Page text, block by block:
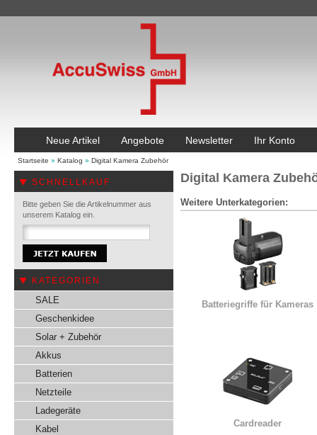
Neue Artikel Angebote Newsletter Ihr Konto
Startseite » Katalog » Digital Kamera Zubehör
SCHNELLKAUF
Bitte geben Sie die Artikelnummer aus
unserem Katalog ein.
KATEGORIEN
SALE
Geschenkidee
Solar + Zubehör
Akkus
Batterien
Netzteile
Ladegeräte
Kabel
Digital Kamera
Weitere Unterkategorien:
Batteriegriffe für Kameras
Cardreader